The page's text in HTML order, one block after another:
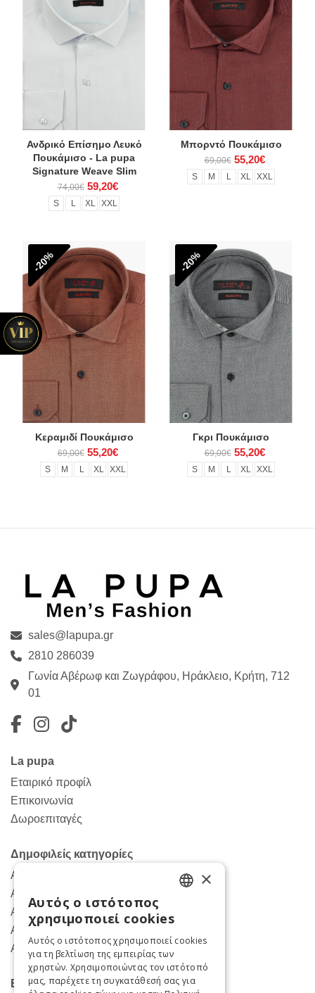
Ανδρικό Επίσημο Λευκό
Πουκάμισο - La pupa
Signature Weave Slim
74,00€ 59,20€
S L XL XXL
Μπορντό Πουκάμισο
69,00€ 55,20€
S M L XL XXL
-20%
Κεραμιδί Πουκάμισο
69,00€ 55,20€
S M L XL XXL
-20%
Γκρι Πουκάμισο
69,00€ 55,20€
S M L XL XXL
sales@lapupa.gr
2810 286039
Γωνία Αβέρωφ και Ζωγράφου, Ηράκλειο, Κρήτη, 712
01
La pupa
Εταιρικό προφίλ
Επικοινωνία
Δωροεπιταγές
Δημοφιλείς κατηγορίες
Ανδρικά παντελόνια
Ανδρικα πουκάμισα
Ανδρικά πανωφόρια
Ανδρικά κοστούμια
Ανδρικές μπλούζες
Βοήθεια
GREEK
×
Αυτός ο ιστότοπος
χρησιμοποιεί cookies
Αυτός ο ιστότοπος χρησιμοποιεί cookies
για τη βελτίωση της εμπειρίας των
χρηστών. Χρησιμοποιώντας τον ιστότοπό
μας, παρέχετε τη συγκατάθεσή σας για